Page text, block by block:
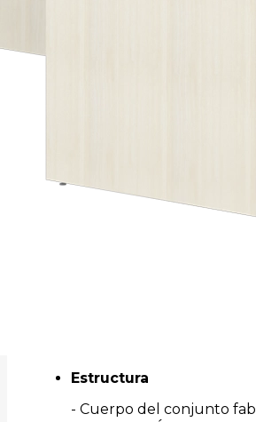
Estructura
- Cuerpo del conjunto